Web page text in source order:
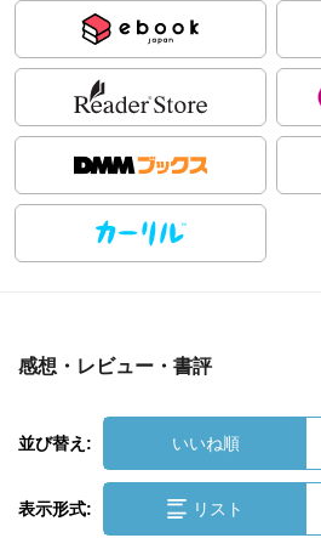
感想・レビュー・書評
並び替え: いいね順
表示形式: リスト